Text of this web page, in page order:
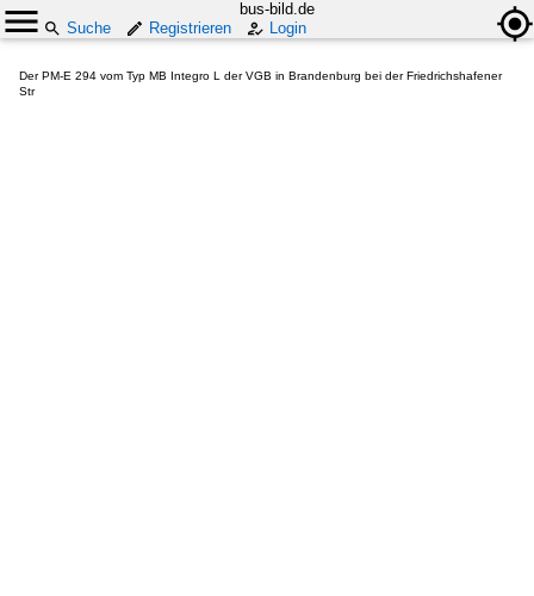
bus-bild.de
Suche
Registrieren Login
Der PM-E 294 vom Typ MB Integro L der VGB in Brandenburg bei der Friedrichshafener
Str